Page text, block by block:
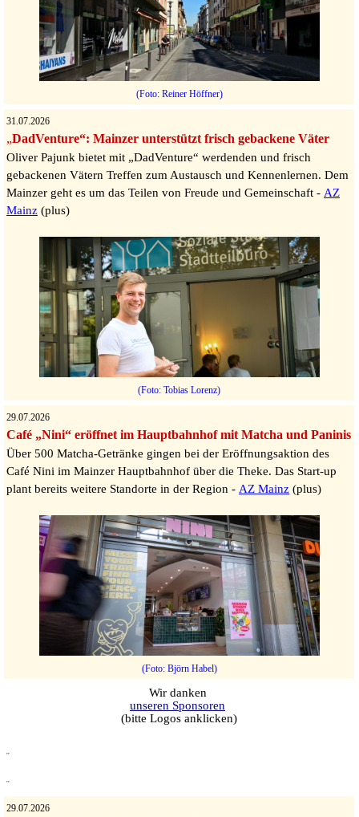
(Foto: Reiner Höffner)
31.07.2026
„DadVenture“: Mainzer unterstützt frisch gebackene Väter
Oliver Pajunk bietet mit „DadVenture“ werdenden und frisch
gebackenen Vätern Treffen zum Austausch und Kennenlernen. Dem
Mainzer geht es um das Teilen von Freude und Gemeinschaft - AZ
Mainz (plus)
(Foto: Tobias Lorenz)
29.07.2026
Café „Nini“ eröffnet im Hauptbahnhof mit Matcha und Paninis
Über 500 Matcha-Getränke gingen bei der Eröffnungsaktion des
Café Nini im Mainzer Hauptbahnhof über die Theke. Das Start-up
plant bereits weitere Standorte in der Region - AZ Mainz (plus)
(Foto: Björn Habel)
Wir danken
unseren Sponsoren
(bitte Logos anklicken)
29.07.2026